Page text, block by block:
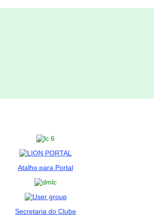
Atalho para Portal
Secretaria do Clube